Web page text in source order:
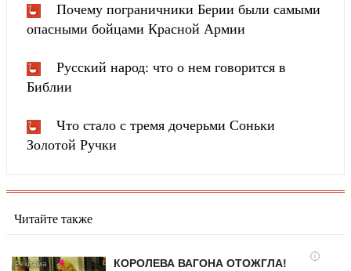
Почему пограничники Берии были самыми
опасными бойцами Красной Армии
Русский народ: что о нем говорится в
Библии
Что стало с тремя дочерьми Соньки
Золотой Ручки
Читайте также
i
КОРОЛЕВА ВАГОНА ОТОЖГЛА!